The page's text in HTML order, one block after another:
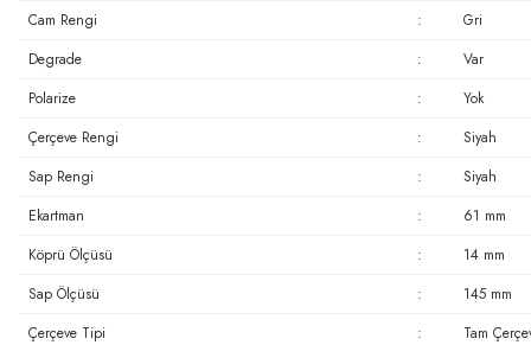
Cam Rengi :
Gri
Degrade
:
Var
Polarize
:
Yok
Çerçeve Rengi
:
Siyah
Sap Rengi
:
Siyah
Ekartman
:
61 mm
Köprü Ölçüsü
:
14 mm
Sap Ölçüsü
:
145 mm
Çerçeve Tipi
:
Tam